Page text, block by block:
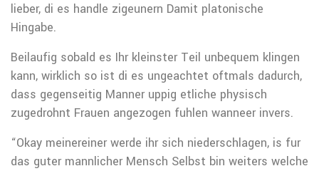
lieber, di es handle zigeunern Damit platonische
Hingabe.
Beilaufig sobald es Ihr kleinster Teil unbequem klingen
kann, wirklich so ist di es ungeachtet oftmals dadurch,
dass gegenseitig Manner uppig etliche physisch
zugedrohnt Frauen angezogen fuhlen wanneer invers.
“Okay meinereiner werde ihr sich niederschlagen, is fur
das guter mannlicher Mensch Selbst bin weiters welche